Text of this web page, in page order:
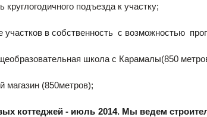
круглогодичного подъезда к участку;
в собственность с возможностью
школа с Карамалы(850
магазин (850метров);
коттеджей - июль 2014. Мы ведем